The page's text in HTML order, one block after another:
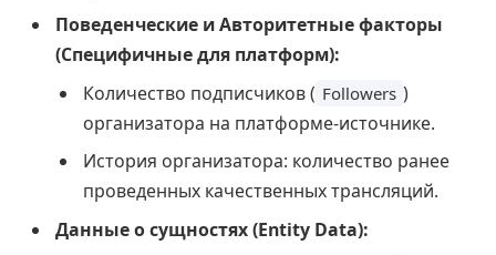
Поведенческие и Авторитетные факторы
(Специфичные для платформ):
Количество подписчиков ( Followers )
организатора на платформе-источнике.
История организатора: количество ранее
проведенных качественных трансляций.
Данные о сущностях (Entity Data):